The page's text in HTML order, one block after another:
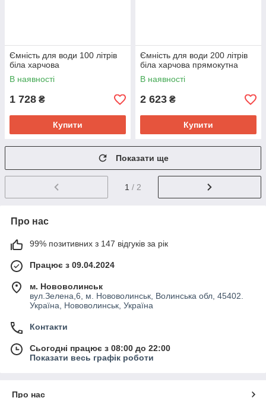
Ємність для води 100 літрів
біла харчова
В наявності
1 728 ₴
Купити
Ємність для води 200 літрів
біла харчова прямокутна
В наявності
2 623 ₴
Купити
Показати ще
1 / 2
Про нас
99% позитивних з 147 відгуків за рік
Працює з 09.04.2024
м. Нововолинськ
вул.Зелена,6, м. Нововолинськ, Волинська обл, 45402.
Україна, Нововолинськ, Україна
Контакти
Сьогодні працює з 08:00 до 22:00
Показати весь графік роботи
Про нас